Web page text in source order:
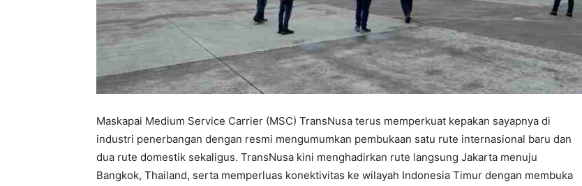
Maskapai Medium Service Carrier (MSC) TransNusa terus memperkuat kepakan sayapnya di
industri penerbangan dengan resmi mengumumkan pembukaan satu rute internasional baru dan
dua rute domestik sekaligus. TransNusa kini menghadirkan rute langsung Jakarta menuju
Bangkok, Thailand, serta memperluas konektivitas ke wilayah Indonesia Timur dengan membuka